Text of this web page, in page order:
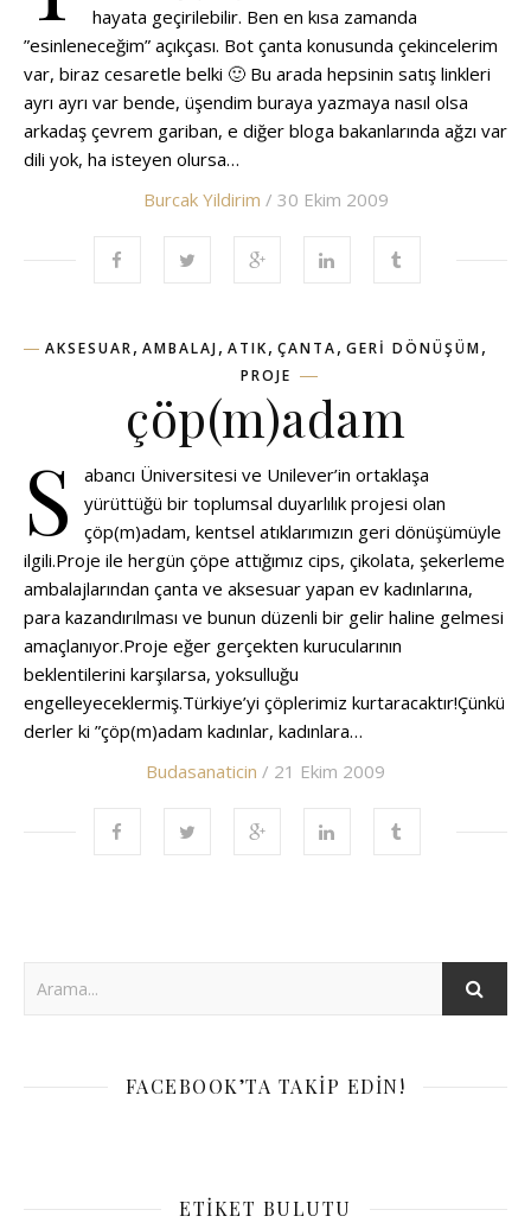
hayata geçirilebilir. Ben en kısa zamanda
”esinleneceğim” açıkçası. Bot çanta konusunda çekincelerim
var, biraz cesaretle belki 🙂 Bu arada hepsinin satış linkleri
ayrı ayrı var bende, üşendim buraya yazmaya nasıl olsa
arkadaş çevrem gariban, e diğer bloga bakanlarında ağzı var
dili yok, ha isteyen olursa…
Burcak Yildirim / 30 Ekim 2009
AKSESUAR, AMBALAJ, ATIK, ÇANTA, GERI DÖNÜŞÜM,
PROJE
çöp(m)adam
S
abancı Üniversitesi ve Unilever’in ortaklaşa
yürüttüğü bir toplumsal duyarlılık projesi olan
çöp(m)adam, kentsel atıklarımızın geri dönüşümüyle
ilgili.Proje ile hergün çöpe attığımız cips, çikolata, şekerleme
ambalajlarından çanta ve aksesuar yapan ev kadınlarına,
para kazandırılması ve bunun düzenli bir gelir haline gelmesi
amaçlanıyor.Proje eğer gerçekten kurucularının
beklentilerini karşılarsa, yoksulluğu
engelleyeceklermiş.Türkiye’yi çöplerimiz kurtaracaktır!Çünkü
derler ki ”çöp(m)adam kadınlar, kadınlara…
Budasanaticin / 21 Ekim 2009
FACEBOOK’TA TAKIP EDIN!
ETIKET BULUTU